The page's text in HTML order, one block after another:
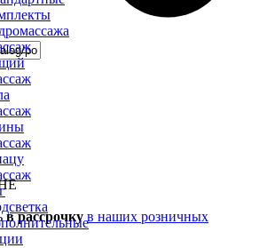
в рассрочку в наших розничных